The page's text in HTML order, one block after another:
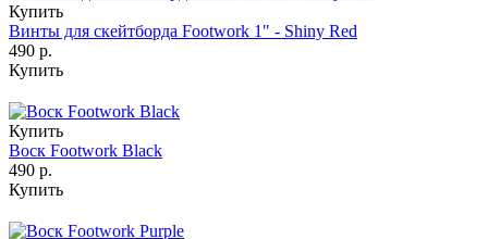
Купить
Винты для скейтборда Footwork 1" - Shiny Red
490 р.
Купить
Купить
Воск Footwork Black
490 р.
Купить